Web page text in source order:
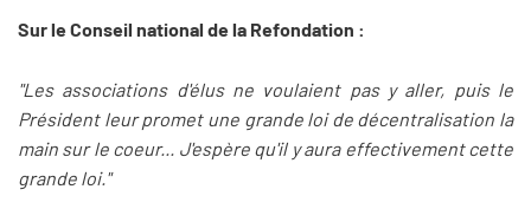
Sur le Conseil national de la Refondation :
"Les associations d'élus ne voulaient pas y aller, puis le
Président leur promet une grande loi de décentralisation la
main sur le coeur... J'espère qu'il y aura effectivement cette
grande loi."